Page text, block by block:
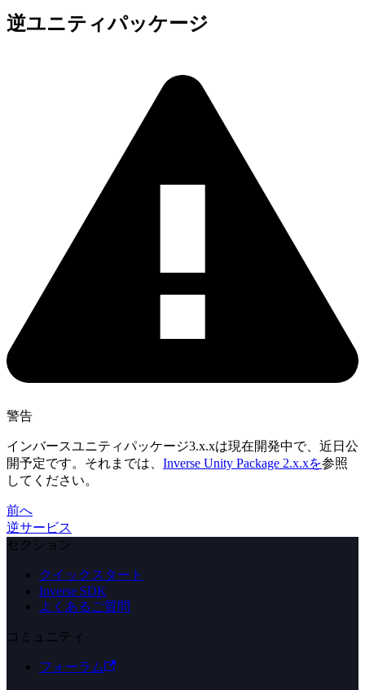
逆ユニティパッケージ
警告
インバースユニティパッケージ3.x.xは現在開発中で、近日公
開予定です。それまでは、 Inverse Unity Package 2.x.xを参照
してください。
前へ
逆サービス
セクション
クイックスタート
Inverse SDK
よくあるご質問
コミュニティ
フォーラム